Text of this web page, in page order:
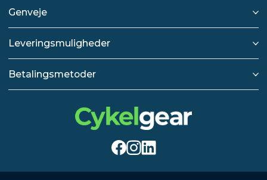
Genveje
Leveringsmuligheder
Betalingsmetoder